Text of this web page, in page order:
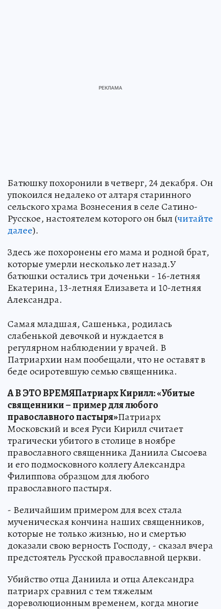
Батюшку похоронили в четверг, 24 декабря. Он
упокоился недалеко от алтаря старинного
сельского храма Вознесения в селе Сатино-
Русское, настоятелем которого он был (читайте
далее).
Здесь же похоронены его мама и родной брат,
которые умерли несколько лет назад.У
батюшки остались три доченьки - 16-летняя
Екатерина, 13-летняя Елизавета и 10-летняя
Александра.
Самая младшая, Сашенька, родилась
слабенькой девочкой и нуждается в
регулярном наблюдении у врачей. В
Патриархии нам пообещали, что не оставят в
беде осиротевшую семью священника.
А В ЭТО ВРЕМЯПатриарх Кирилл: «Убитые
священники – пример для любого
православного пастыря»Патриарх
Московский и всея Руси Кирилл считает
трагически убитого в столице в ноябре
православного священника Даниила Сысоева
и его подмосковного коллегу Александра
Филиппова образцом для любого
православного пастыря.
- Величайшим примером для всех стала
мученическая кончина наших священников,
которые не только жизнью, но и смертью
доказали свою верность Господу, - сказал вчера
предстоятель Русской православной церкви.
Убийство отца Даниила и отца Александра
патриарх сравнил с тем тяжелым
дореволюционным временем, когда многие